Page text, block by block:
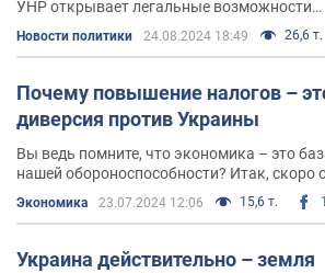
УНР открывает легальные возможности
использовать западное оружие и в
Воронежской области, и в Ростовской, и в
Новости политики 24.08.2024 18:49 26,6 т.
Почему повышение налогов –
диверсия против Украины
Вы ведь помните, что экономика – это
нашей обороноспособности? Итак, скоро
украинской экономики ничего не хотят
оставить
Экономика 23.07.2024 12:06 15,6 т.
Украина действительно – земля